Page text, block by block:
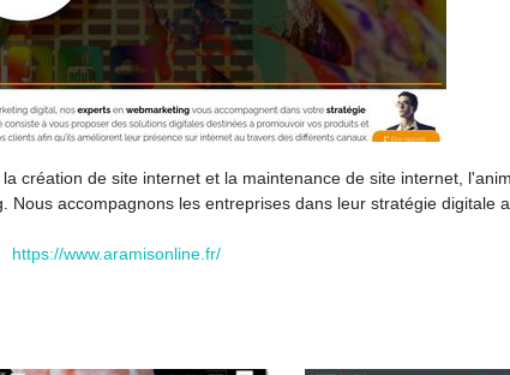
création de site internet et la maintenance de site internet,
Nous accompagnons les entreprises dans leur stratégie digitale
https://www.aramisonline.fr/